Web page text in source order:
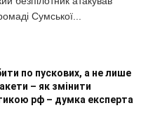
Сумської...
по пускових, а не лише
– як змінити
рф – думка експерта